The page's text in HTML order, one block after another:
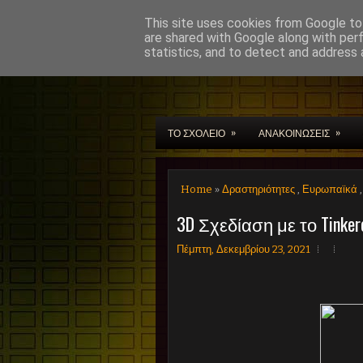
Μουσικό Σχολείο
ΤΟ ΣΧΟΛΕΙΟ » ΑΝΑΚΟΙΝΩΣΕΙΣ »
Home » Δραστηριότητες , Ευρωπαϊκά ,
3D Σχεδίαση με το
Πέμπτη, Δεκεμβρίου 23, 2021
This site uses cookies from Google
are shared with Google along with
statistics, and to detect and address